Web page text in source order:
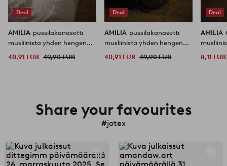
Deal
AMILIA pussilakanasetti
musliinista yhden hengen
vuode
40,91 EUR 49,90 EUR
Deal
AMILIA pussilakanasetti
musliinista yhden hengen
vuode
40,91 EUR 49,90 EUR
Deal
AMILIA
8,11 EUR
Share your favourites
#jotex